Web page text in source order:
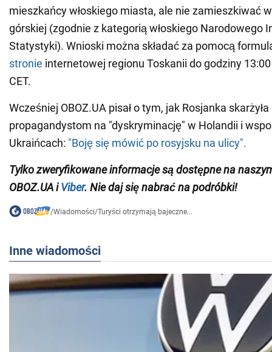
mieszkańcy włoskiego miasta, ale nie zamieszkiwać
górskiej (zgodnie z kategorią włoskiego Narodowego
Statystyki). Wnioski można składać za pomocą
stronie internetowej regionu Toskanii do godziny
CET.
Wcześniej OBOZ.UA pisał o tym, jak Rosjanka skarżyła
propagandystom na "dyskryminację" w Holandii i
Ukraińcach: "Boję się mówić po rosyjsku na ulicy".
Tylko zweryfikowane informacje są dostępne na
OBOZ.UA iViber. Nie daj się nabrać na podróbki!
/Wiadomości/Turyści otrzymają bajeczne...
Inne wiadomości